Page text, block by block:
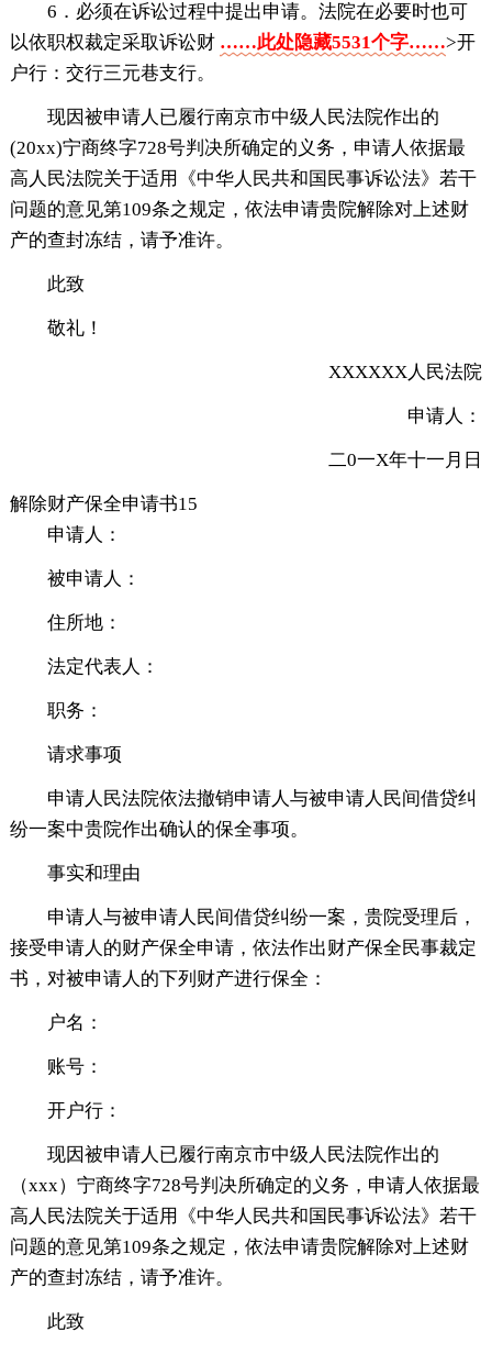
6．必须在诉讼过程中提出申请。法院在必要时也可
以依职权裁定采取诉讼财 ……此处隐藏5531个字……>开
户行：交行三元巷支行。
现因被申请人已履行南京市中级人民法院作出的
(20xx)宁商终字728号判决所确定的义务，申请人依据最
高人民法院关于适用《中华人民共和国民事诉讼法》若干
问题的意见第109条之规定，依法申请贵院解除对上述财
产的查封冻结，请予准许。
此致
敬礼！
XXXXXX人民法院
申请人：
二0一X年十一月日
解除财产保全申请书15
申请人：
被申请人：
住所地：
法定代表人：
职务：
请求事项
申请人民法院依法撤销申请人与被申请人民间借贷纠
纷一案中贵院作出确认的保全事项。
事实和理由
申请人与被申请人民间借贷纠纷一案，贵院受理后，
接受申请人的财产保全申请，依法作出财产保全民事裁定
书，对被申请人的下列财产进行保全：
户名：
账号：
开户行：
现因被申请人已履行南京市中级人民法院作出的
（xxx）宁商终字728号判决所确定的义务，申请人依据最
高人民法院关于适用《中华人民共和国民事诉讼法》若干
问题的意见第109条之规定，依法申请贵院解除对上述财
产的查封冻结，请予准许。
此致